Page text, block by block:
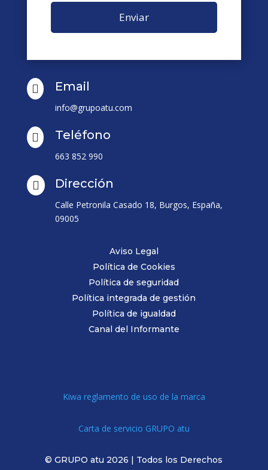
Enviar
 Email
info@grupoatu.com
 Teléfono
663 852 990
 Dirección
Calle Petronila Casado 18, Burgos, España,
09005
Aviso Legal
Política de Cookies
Política de seguridad
Política integrada de gestión
Política de igualdad
Canal del Informante
Kiwa reglamento de uso de la marca
Carta de servicio GRUPO atu
© GRUPO atu 2026 | Todos los Derechos